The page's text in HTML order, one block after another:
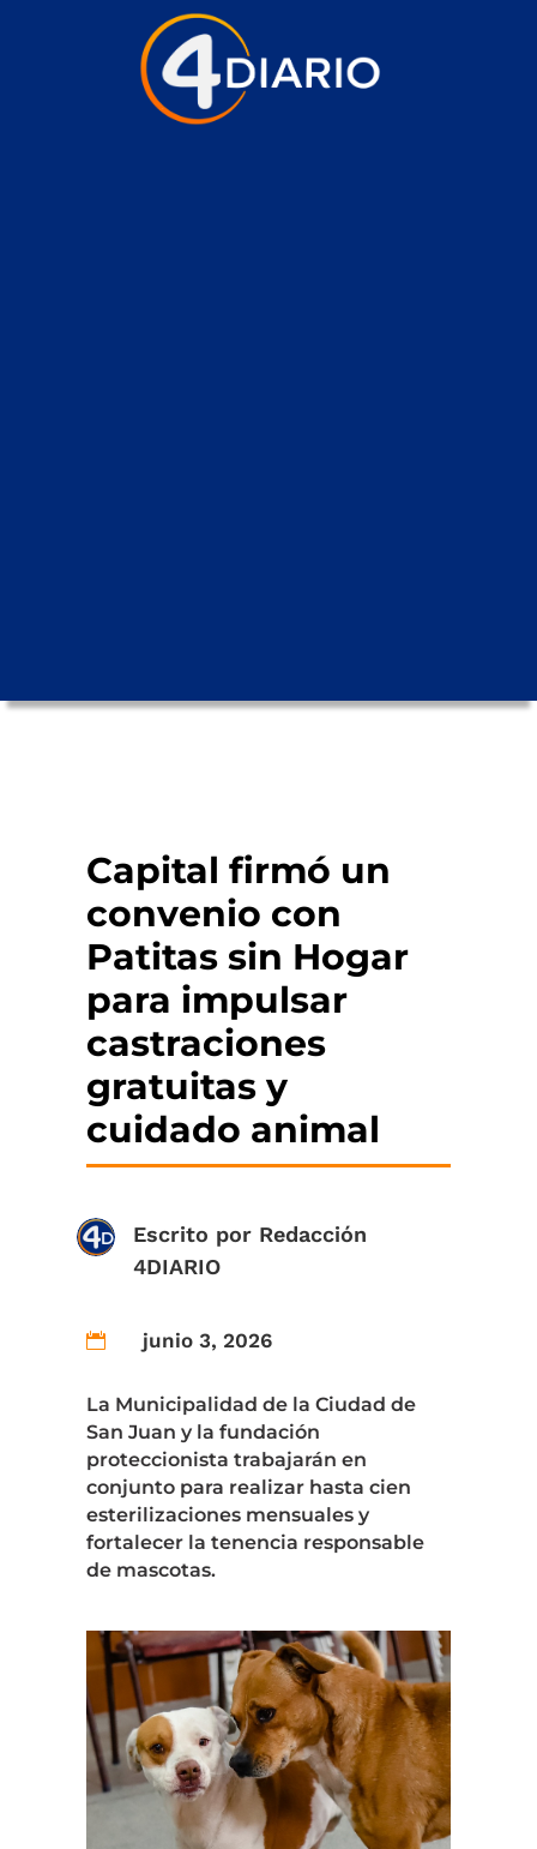
Capital firmó un
convenio con
Patitas sin Hogar
para impulsar
castraciones
gratuitas y
cuidado animal
Escrito por Redacción
4DIARIO
 junio 3, 2026
La Municipalidad de la Ciudad de
San Juan y la fundación
proteccionista trabajarán en
conjunto para realizar hasta cien
esterilizaciones mensuales y
fortalecer la tenencia responsable
de mascotas.